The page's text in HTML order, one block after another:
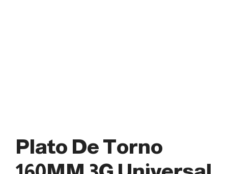
Plato De Torno